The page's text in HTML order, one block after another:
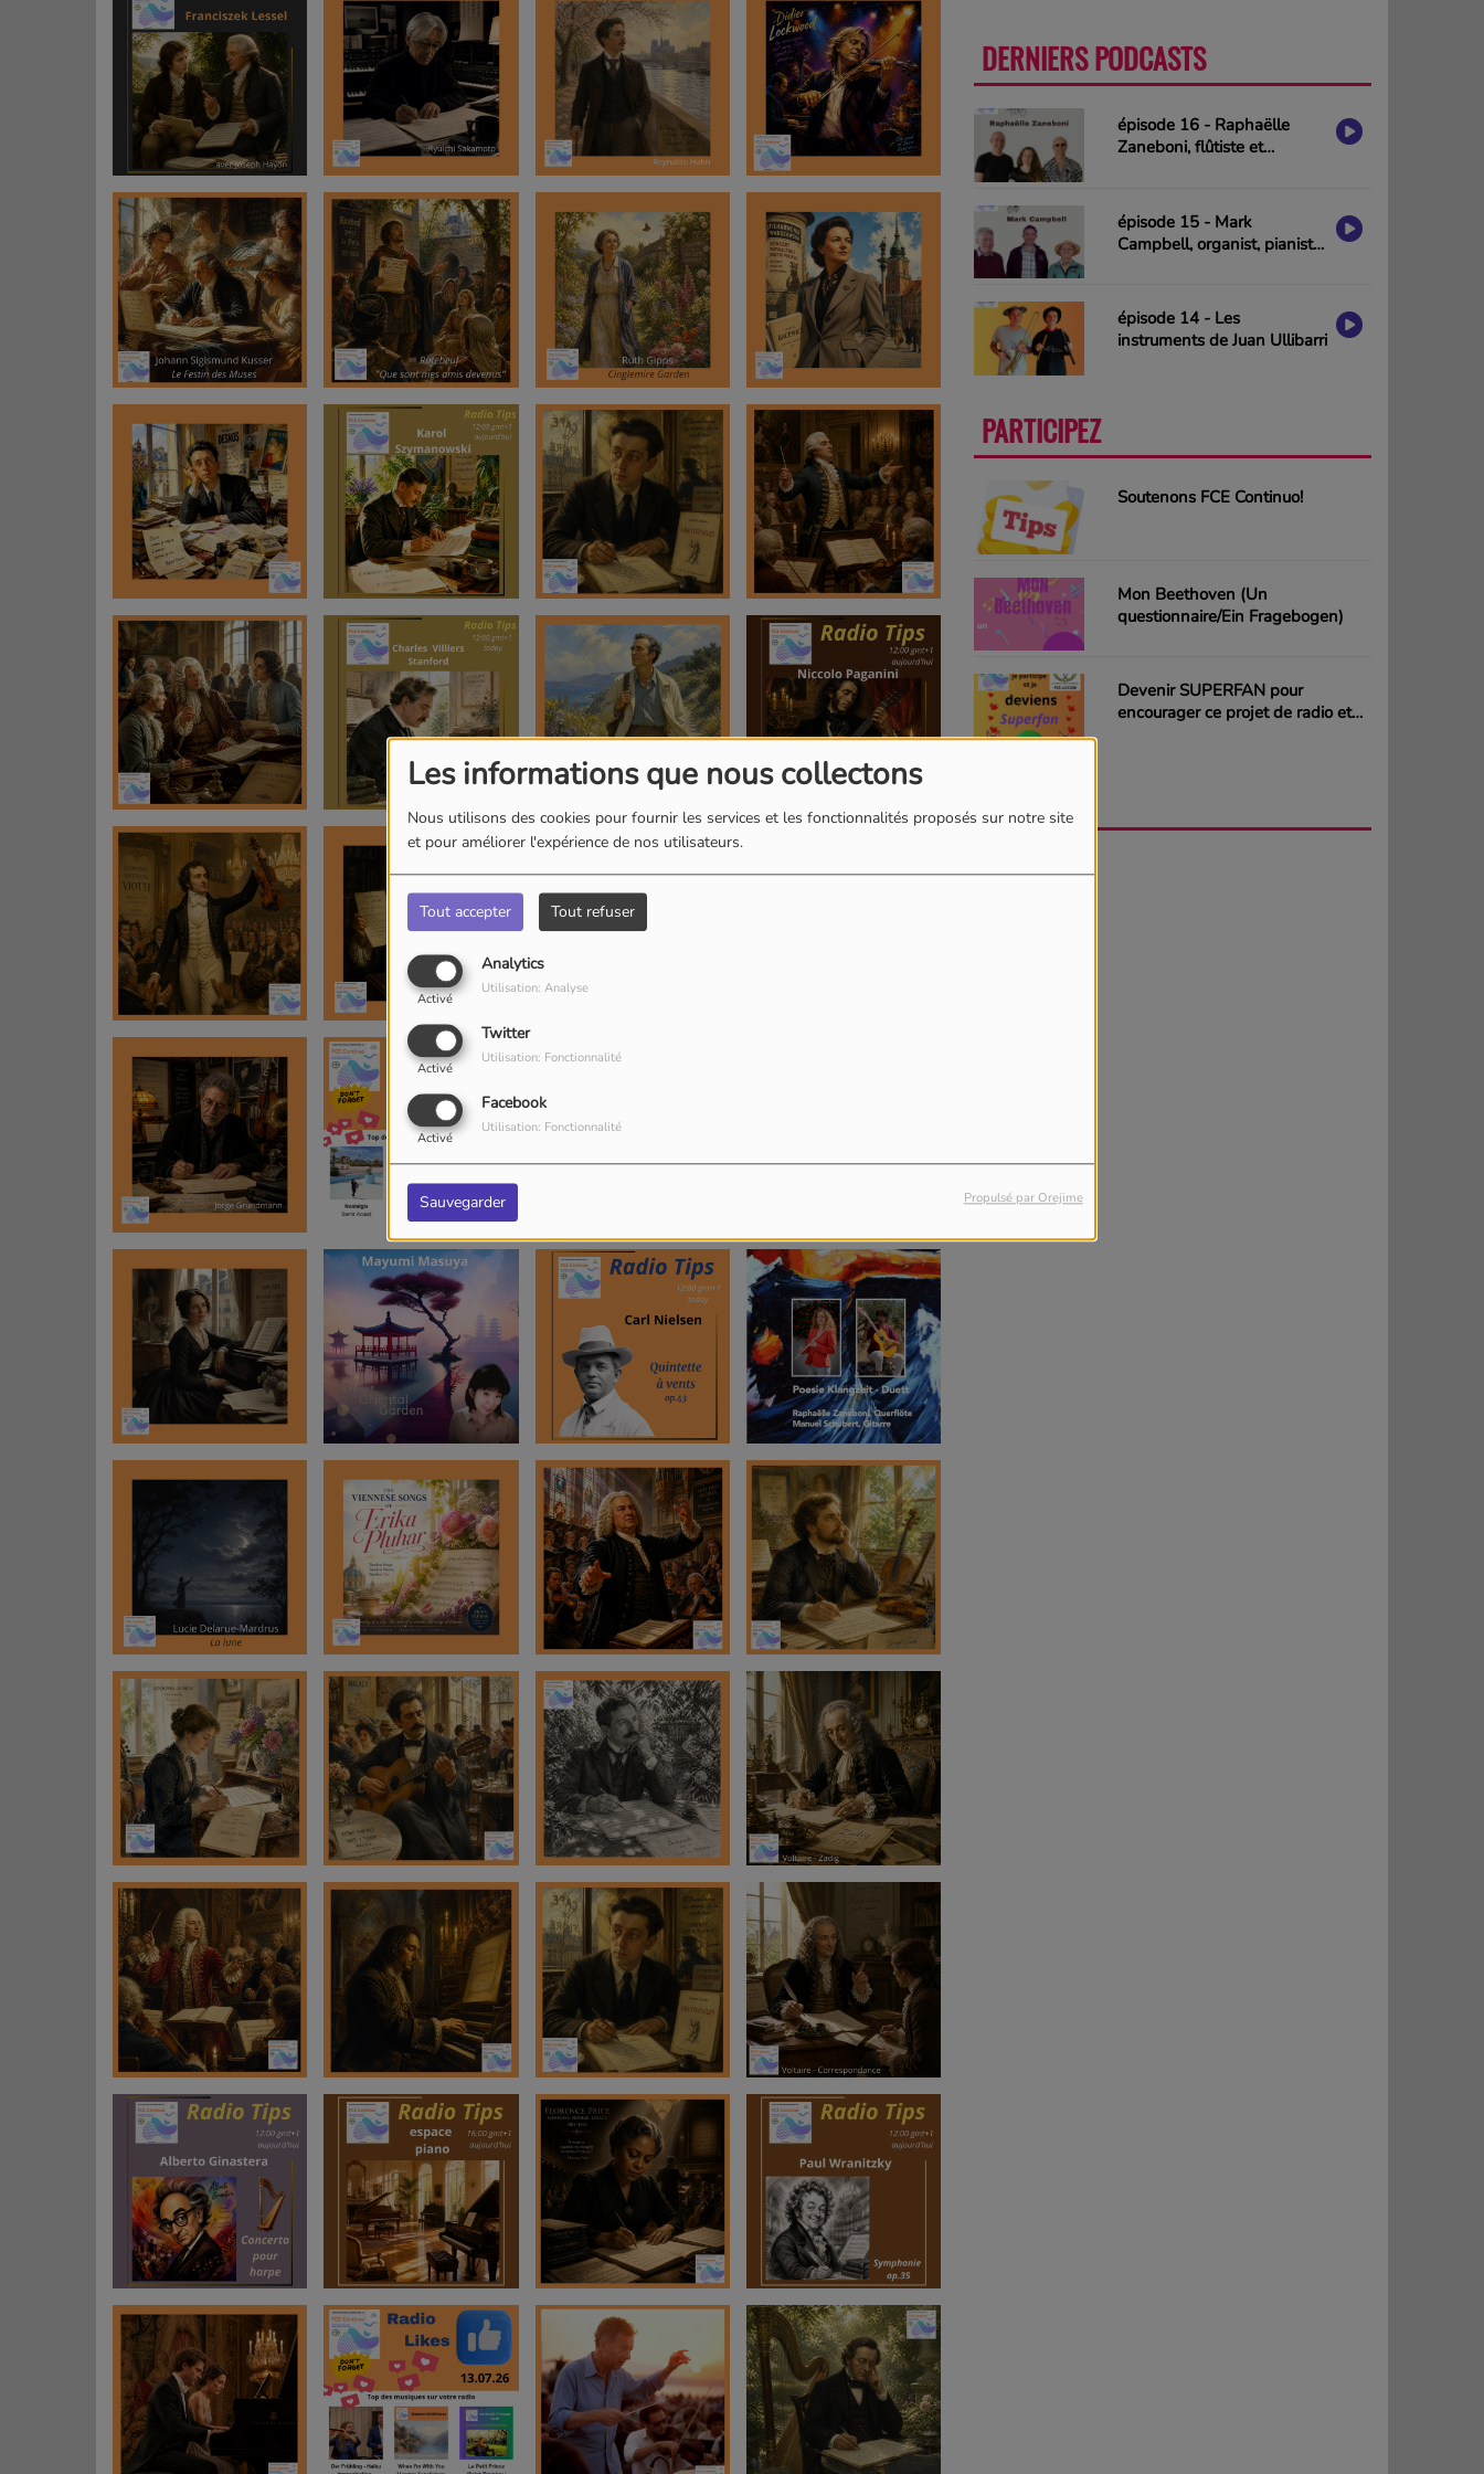
Les informations que nous collectons
Nous utilisons des cookies pour fournir les services et les fonctionnalités proposés sur notre site
et pour améliorer l'expérience de nos utilisateurs.
Tout accepter Tout refuser
Analytics
Activé
Utilisation: Analyse
Twitter
Activé
Utilisation: Fonctionnalité
Facebook
Activé
Utilisation: Fonctionnalité
Sauvegarder Propulsé par Orejime
DERNIERS PODCASTS
épisode 16 - Raphaëlle
Zaneboni, flûtiste et
épisode 15 - Mark
Campbell, organist, pianist
épisode 14 - Les
instruments de Juan Ullibarri
PARTICIPEZ
Soutenons FCE Continuo!
Mon Beethoven (Un
questionnaire/Ein Fragebogen)
Devenir SUPERFAN pour
encourager ce projet de radio et
AGENDA